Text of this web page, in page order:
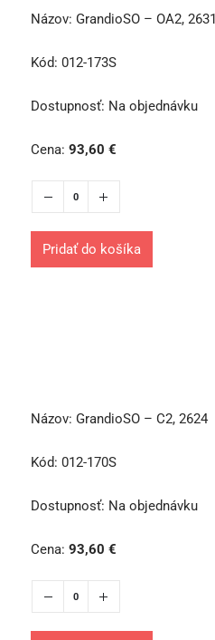
Názov: GrandioSO – OA2, 2631
Kód: 012-173S
Dostupnosť: Na objednávku
Cena: 93,60 €
Pridať do košíka
Názov: GrandioSO – C2, 2624
Kód: 012-170S
Dostupnosť: Na objednávku
Cena: 93,60 €